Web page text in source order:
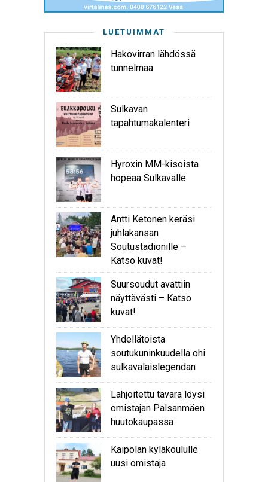
LUETUIMMAT
Hakovirran lähdössä
tunnelmaa
Sulkavan
tapahtumakalenteri
Hyroxin MM-kisoista
hopeaa Sulkavalle
Antti Ketonen keräsi
juhlakansan
Soutustadionille –
Katso kuvat!
Suursoudut avattiin
näyttävästi – Katso
kuvat!
Yhdellätoista
soutukuninkuudella ohi
sulkavalaislegendan
Lahjoitettu tavara löysi
omistajan Palsanmäen
huutokaupassa
Kaipolan kyläkoululle
uusi omistaja